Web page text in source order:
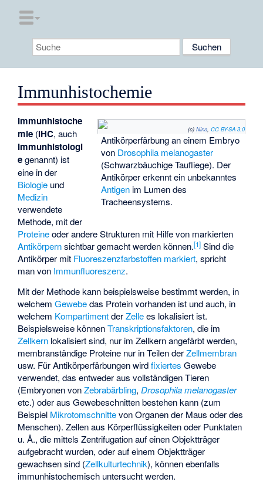
Immunhistochemie
(c) Nina, CC BY-SA 3.0
Antikörperfärbung an einem Embryo
von Drosophila melanogaster
(Schwarzbäuchige Taufliege). Der
Antikörper erkennt ein unbekanntes
Antigenim Lumen des
Tracheensystems.
Immunhistoche
mie (IHC, auch
Immunhistologi
egenannt) ist
eine in der
Biologie und
Medizin
verwendete
Methode, mit der
Proteineoder andere Strukturen mit Hilfe von markierten
Antikörpernsichtbar gemacht werden können.[1] Sind die
Antikörper mit Fluoreszenzfarbstoffen markiert, spricht
man von Immunfluoreszenz.
Mit der Methode kann beispielsweise bestimmt werden, in
welchemGewebedas Protein vorhanden ist und auch, in
welchem KompartimentderZellees lokalisiert ist.
Beispielsweise könnenTranskriptionsfaktoren, die im
Zellkern lokalisiert sind, nur im Zellkern angefärbt werden,
membranständige Proteine nur in Teilen derZellmembran
usw. Für Antikörperfärbungen wirdfixiertes Gewebe
verwendet, das entweder aus vollständigen Tieren
(Embryonen vonZebrabärbling,Drosophila melanogaster
etc.) oder aus Gewebeschnitten bestehen kann (zum
Beispiel Mikrotomschnittevon Organen der Maus oder des
Menschen). Zellen aus Körperflüssigkeiten oder Punktaten
u. Ä., die mittels Zentrifugation auf einen Objektträger
aufgebracht wurden, oder auf einem Objektträger
gewachsen sind (Zellkulturtechnik), können ebenfalls
immunhistochemisch untersucht werden.